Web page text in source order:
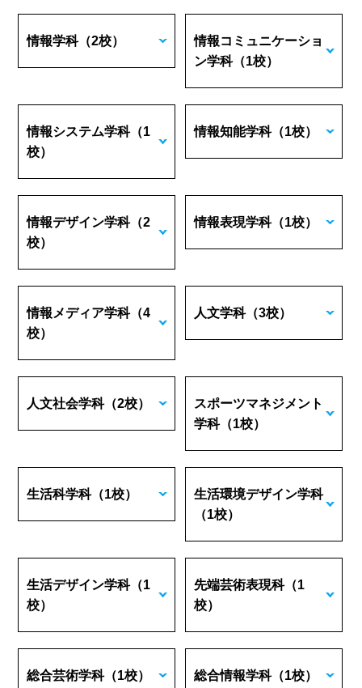
情報学科（2校）
情報コミュニケーショ
ン学科（1校）
情報システム学科（1
校）
情報知能学科（1校）
情報デザイン学科（2
校）
情報表現学科（1校）
情報メディア学科（4
校）
人文学科（3校）
人文社会学科（2校）
スポーツマネジメント
学科（1校）
生活科学科（1校）
生活環境デザイン学科
（1校）
生活デザイン学科（1
校）
先端芸術表現科（1
校）
総合芸術学科（1校） 総合情報学科（1校）